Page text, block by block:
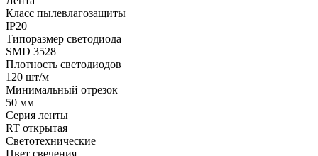
Класс пылевлагозащиты
IP20
Типоразмер светодиода
SMD 3528
Плотность светодиодов
120 шт/м
Минимальный отрезок
50 мм
Серия ленты
RT открытая
Светотехнические